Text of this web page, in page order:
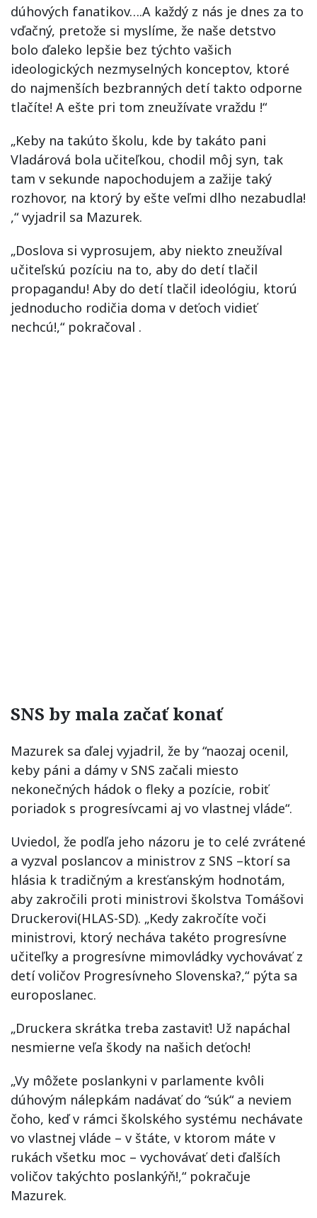
dúhových fanatikov….A každý z nás je dnes za to
vďačný, pretože si myslíme, že naše detstvo
bolo ďaleko lepšie bez týchto vašich
ideologických nezmyselných konceptov, ktoré
do najmenších bezbranných detí takto odporne
tlačíte! A ešte pri tom zneužívate vraždu !“
„Keby na takúto školu, kde by takáto pani
Vladárová bola učiteľkou, chodil môj syn, tak
tam v sekunde napochodujem a zažije taký
rozhovor, na ktorý by ešte veľmi dlho nezabudla!
,“ vyjadril sa Mazurek.
„Doslova si vyprosujem, aby niekto zneužíval
učiteľskú pozíciu na to, aby do detí tlačil
propagandu! Aby do detí tlačil ideológiu, ktorú
jednoducho rodičia doma v deťoch vidieť
nechcú!,“ pokračoval .
SNS by mala začať konať
Mazurek sa ďalej vyjadril, že by “naozaj ocenil,
keby páni a dámy v SNS začali miesto
nekonečných hádok o fleky a pozície, robiť
poriadok s progresívcami aj vo vlastnej vláde“.
Uviedol, že podľa jeho názoru je to celé zvrátené
a vyzval poslancov a ministrov z SNS –ktorí sa
hlásia k tradičným a kresťanským hodnotám,
aby zakročili proti ministrovi školstva Tomášovi
Druckerovi(HLAS-SD). „Kedy zakročíte voči
ministrovi, ktorý necháva takéto progresívne
učiteľky a progresívne mimovládky vychovávať z
detí voličov Progresívneho Slovenska?,“ pýta sa
europoslanec.
„Druckera skrátka treba zastaviť! Už napáchal
nesmierne veľa škody na našich deťoch!
„Vy môžete poslankyni v parlamente kvôli
dúhovým nálepkám nadávať do “súk“ a neviem
čoho, keď v rámci školského systému nechávate
vo vlastnej vláde – v štáte, v ktorom máte v
rukách všetku moc – vychovávať deti ďalších
voličov takýchto poslankýň!,“ pokračuje
Mazurek.